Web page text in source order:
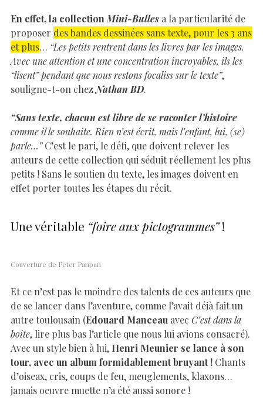
En effet, la collection Mini-Bulles a la particularité de
proposer des bandes dessinées sans texte, pour les 3 ans
et plus… “Les petits rentrent dans les livres par les images.
Avec une attention et une concentration incroyables, ils les
“lisent” pendant que nous restons focaliss sur le texte”,
souligne-t-on chezNathan BD.
“Sans texte, chacun est libre de se raconter l’histoire
comme il le souhaite. Rien n’est écrit, mais l’enfant, lui, (se)
parle…”C’est le pari, le défi, que doivent relever les
auteurs de cette collection qui séduit réellement les plus
petits ! Sans le soutien du texte, les images doivent en
effet porter toutes les étapes du récit.
Une véritable “foire aux pictogrammes”!
Couverture de Peter Panpan
Et ce n’est pas le moindre des talents de ces auteurs que
de se lancer dans l’aventure, comme l’avait déjà fait un
autre toulousain (Edouard Manceau avec C’est dans la
boîte, lire plus bas l’article que nous lui avions consacré).
Avec un style bien à lui, Henri Meunier se lance à son
tour, avec un album formidablement bruyant ! Chants
d’oiseax, cris, coups de feu, meuglements, klaxons…
jamais oeuvre muette n’a été aussi sonore !